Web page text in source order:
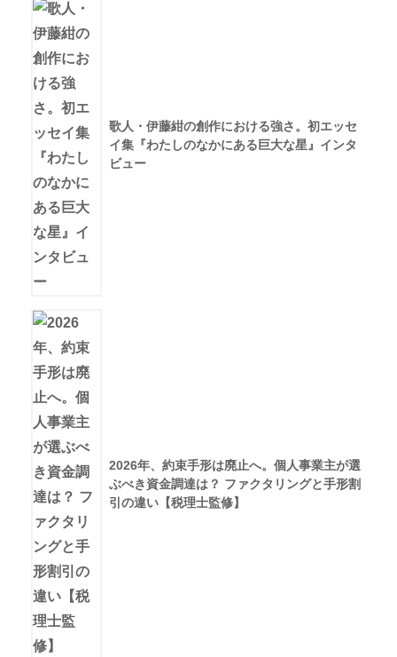
歌人・伊藤紺の創作における強さ。初エッセ
イ集『わたしのなかにある巨大な星』インタ
ビュー
2026年、約束手形は廃止へ。個人事業主が選
ぶべき資金調達は？ ファクタリングと手形割
引の違い【税理士監修】